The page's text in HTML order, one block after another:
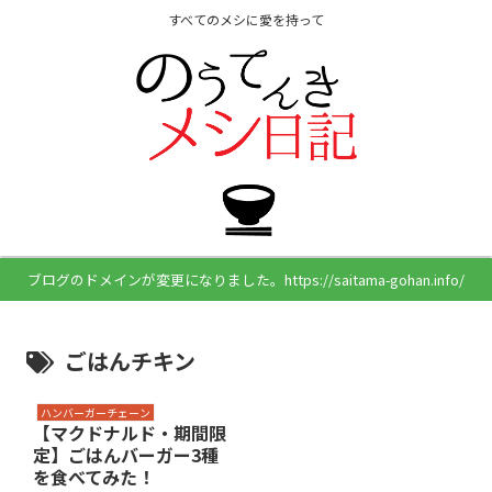
すべてのメシに愛を持って
ブログのドメインが変更になりました。https://saitama-gohan.info/
ごはんチキン
ハンバーガーチェーン
【マクドナルド・期間限
定】ごはんバーガー3種
を食べてみた！